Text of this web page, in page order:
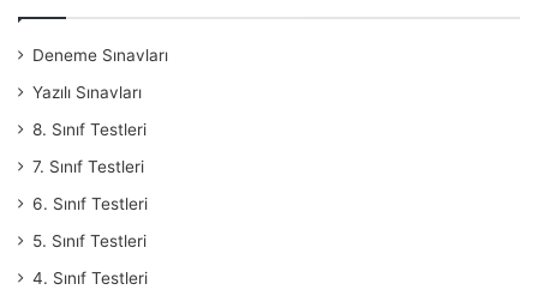
Deneme Sınavları
Yazılı Sınavları
8. Sınıf Testleri
7. Sınıf Testleri
6. Sınıf Testleri
5. Sınıf Testleri
4. Sınıf Testleri